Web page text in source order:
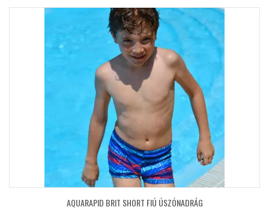
AQUARAPID BRIT SHORT FIÚ ÚSZÓNADRÁG